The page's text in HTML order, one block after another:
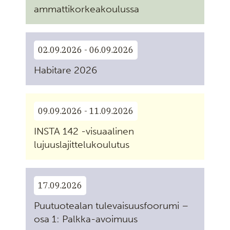
ammattikorkeakoulussa
02.09.2026 - 06.09.2026
Habitare 2026
09.09.2026 - 11.09.2026
INSTA 142 -visuaalinen
lujuuslajittelukoulutus
17.09.2026
Puutuotealan tulevaisuusfoorumi –
osa 1: Palkka-avoimuus